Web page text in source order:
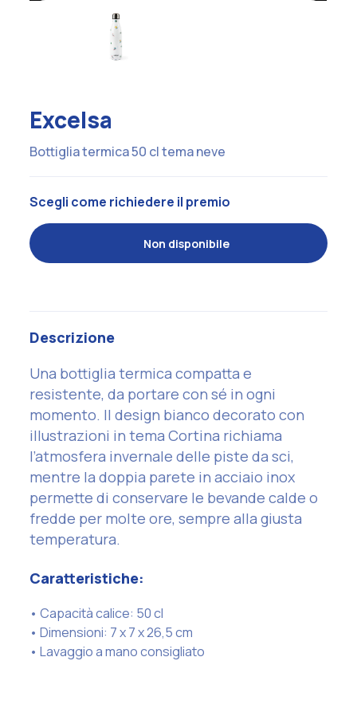
Excelsa
Bottiglia termica 50 cl tema neve
Scegli come richiedere il premio
Non disponibile
Descrizione
Una bottiglia termica compatta e
resistente, da portare con sé in ogni
momento. Il design bianco decorato con
illustrazioni in tema Cortina richiama
l’atmosfera invernale delle piste da sci,
mentre la doppia parete in acciaio inox
permette di conservare le bevande calde o
fredde per molte ore, sempre alla giusta
temperatura.
Caratteristiche:
• Capacità calice: 50 cl
• Dimensioni: 7 x 7 x 26,5 cm
• Lavaggio a mano consigliato